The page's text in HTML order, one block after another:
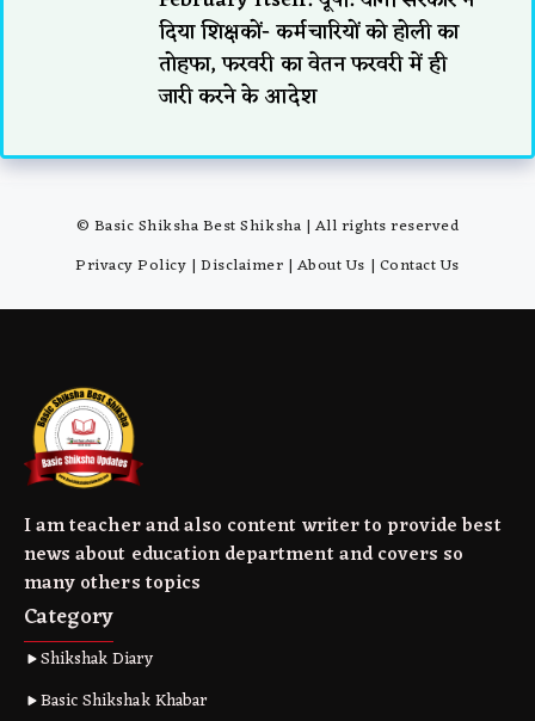
दिया शिक्षकों- कर्मचारियों को होली का
तोहफा, फरवरी का वेतन फरवरी में ही
जारी करने के आदेश
© Basic Shiksha Best Shiksha | All rights reserved
Privacy Policy |Disclaimer | About Us | Contact Us
I am teacher and also content writer to provide best
news about education department and covers so
many others topics
Category
Shikshak Diary
Basic Shikshak Khabar